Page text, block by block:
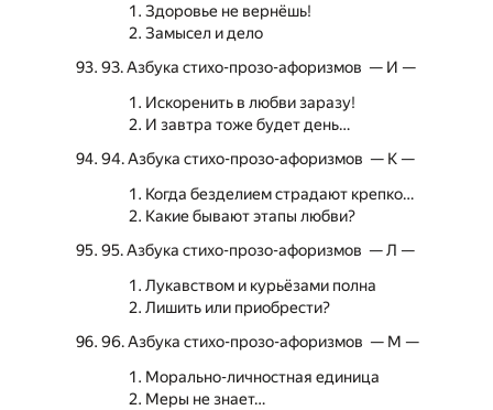
Здоровье не вернёшь!
Замысел и дело
93. Азбука стихо-прозо-афоризмов — И —
Искоренить в любви заразу!
И завтра тоже будет день…
94. Азбука стихо-прозо-афоризмов — К —
Когда безделием страдают крепко…
Какие бывают этапы любви?
95. Азбука стихо-прозо-афоризмов — Л —
Лукавством и курьёзами полна
Лишить или приобрести?
96. Азбука стихо-прозо-афоризмов — М —
Морально-личностная единица
Меры не знает…